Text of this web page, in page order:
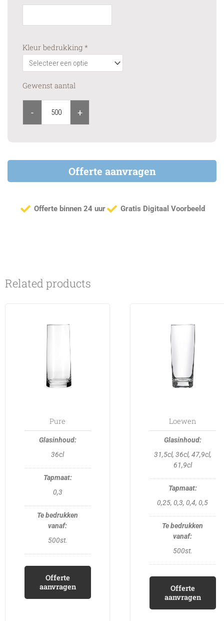
Kleur bedrukking *
Gewenst aantal
- +
Offerte aanvragen
Offerte binnen 24 uur Gratis Digitaal Voorbeeld
Related products
Pure
36cl
0,3
500st.
Offerte
aanvragen
product
multiple
variants.
The
be
chosen
the
Loewen
31,5cl, 36cl, 47,9cl,
61,9cl
0,25, 0,3, 0,4, 0,5
500st.
Offerte
aanvragen
product
multiple
variants.
The
be
chosen
the
page